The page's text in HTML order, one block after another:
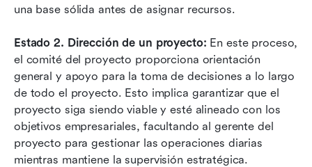
una base sólida antes de asignar recursos.
Estado 2. Dirección de un proyecto: En este proceso,
el comité del proyecto proporciona orientación
general y apoyo para la toma de decisiones a lo largo
de todo el proyecto. Esto implica garantizar que el
proyecto siga siendo viable y esté alineado con los
objetivos empresariales, facultando al gerente del
proyecto para gestionar las operaciones diarias
mientras mantiene la supervisión estratégica.